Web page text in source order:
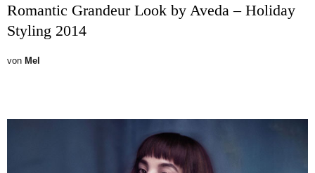
Romantic Grandeur Look by Aveda – Holiday
Styling 2014
von Mel